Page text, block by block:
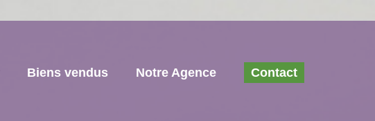
Biens vendus Notre Agence Contact